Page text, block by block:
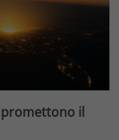
promettono il